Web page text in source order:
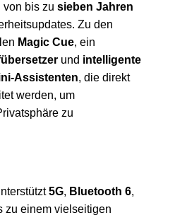
von bis zu sieben Jahren
Zu den
Magic Cue, ein
und intelligente
Assistenten, die direkt
werden, um
zu
5G, Bluetooth 6,
zu einem vielseitigen